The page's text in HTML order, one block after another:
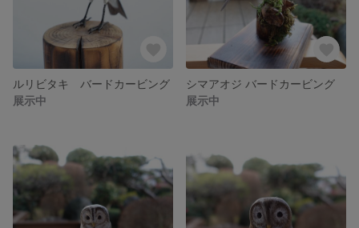
ルリビタキ バードカービング
展示中
シマアオジ バードカービング
展示中